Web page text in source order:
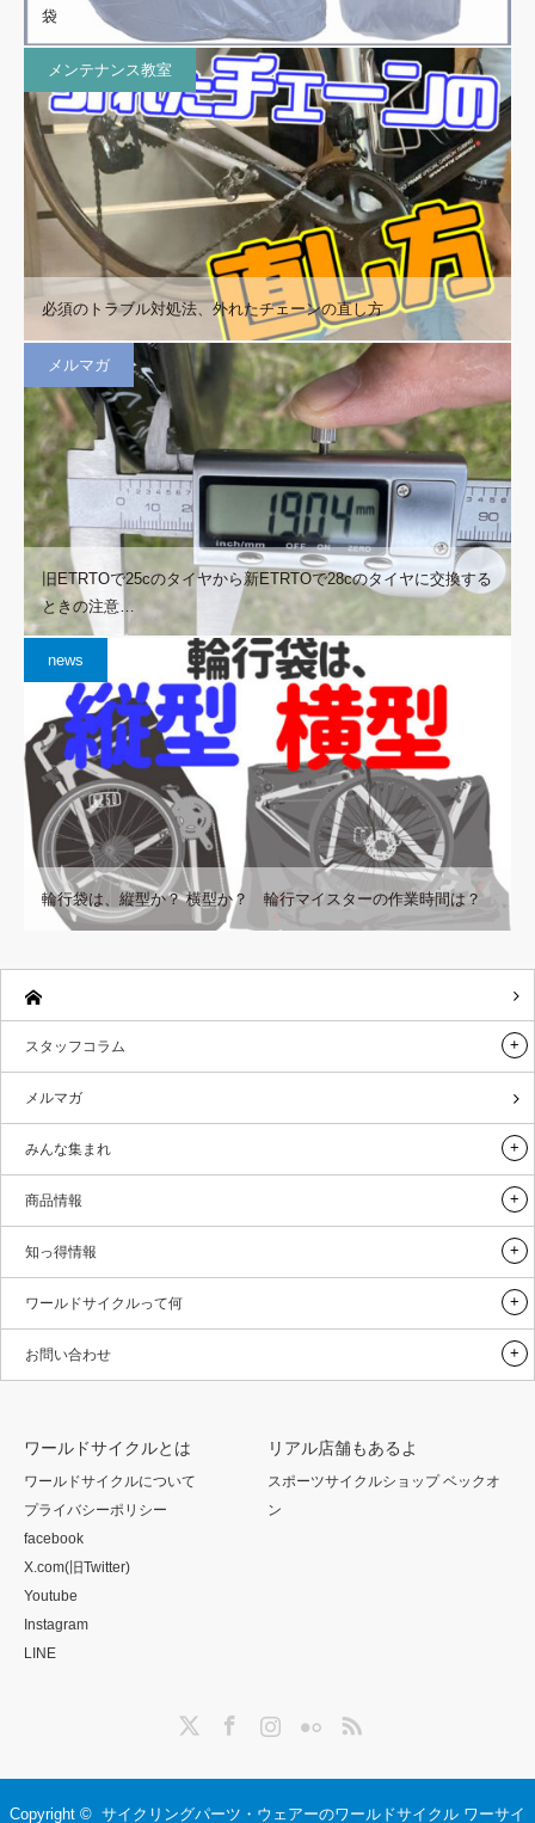
袋
メンテナンス教室
必須のトラブル対処法、外れたチェーンの直し方
メルマガ
旧ETRTOで25cのタイヤから新ETRTOで28cのタイヤに交換する
ときの注意…
news
輪行袋は、縦型か？ 横型か？ 輪行マイスターの作業時間は？
スタッフコラム
メルマガ
みんな集まれ
商品情報
知っ得情報
ワールドサイクルって何
お問い合わせ
ワールドサイクルとは
ワールドサイクルについて
プライバシーポリシー
facebook
X.com(旧Twitter)
Youtube
Instagram
LINE
リアル店舗もあるよ
スポーツサイクルショップ ベックオ
ン
InstagramFlickr RSS
Copyright © サイクリングパーツ・ウェアーのワールドサイクル ワーサイ